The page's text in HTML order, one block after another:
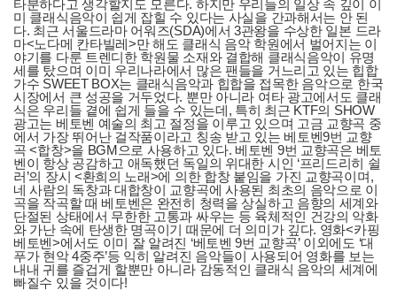
타분하다고 생각할지도 모른다. 하지만 우리들의 일상 속 깊이 이
미 클래식음악이 쉽게 잡힐 수 있다는 사실을 간과해서는 안 된
다. 최근 서울드라마 어워즈(SDA)에서 3관왕을 수상한 일본 드라
마<노다메 칸타빌레>만 해도 클래식 음악 학원에서 벌어지는 이
야기를 다룬 트렌디한 학원물 소재와 결합해 클래식음악이 유명
세를 탔으며 이미 우리나라에서 많은 팬들을 거느리고 있는 힙합
가수 SWEET BOX는 클래식음악과 힙합을 접목한 음악으로 한국
시장에서 큰 성공을 거두었다. 뿐만 아니라 여타 광고에서도 클래
식은 우리들 곁에 쉽게 들을 수 있는데, 특히 최근 KTF의 SHOW
광고는 베토벤 예술의 최고 절정을 이루고 있으며 고금 교향곡 중
에서 가장 뛰어난 걸작품이라고 칭송 받고 있는 베토벤9번 교향
곡 <합창>을 BGM으로 사용하고 있다. 베토벤 9번 교향곡은 베토
벤이 항상 공감하고 애독했던 독일의 위대한 시인 ‘프리드리히 쉴
러’의 장시 <환희의 노래>에 의한 합창 붙임을 가진 교향곡이며,
네 사람의 독창과 대합창이 교향곡에 사용된 최초의 음악으로 이
곡을 작곡할 때 베토벤은 완전히 청력을 상실하고 음향의 세계와
단절된 상태에서 무한한 고통과 싸우는 등 육체적인 건강의 악화
와 가난 속에 탄생한 명곡이기 때문에 더 의미가 깊다. 영화<카핑
베토벤>에서도 이미 잘 알려진 ‘베토벤 9번 교향곡’ 이외에도 ‘대
푸가 현악 4중주’등 익히 알려진 음악들이 사용되어 영화를 보는
내내 귀를 즐겁게 할뿐만 아니라 감동적인 클래식 음악의 세계에
빠질수 있을 것이다!